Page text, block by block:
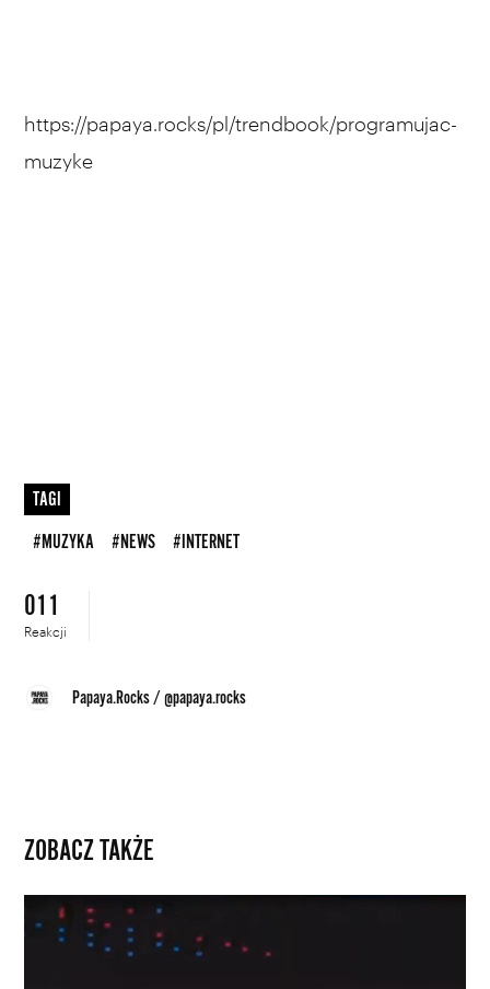
https://papaya.rocks/pl/trendbook/programujac-
muzyke
TAGI
#MUZYKA #NEWS #INTERNET
011
Reakcji
Papaya.Rocks /@papaya.rocks
ZOBACZ TAKŻE
Pianista
ekstremalny,